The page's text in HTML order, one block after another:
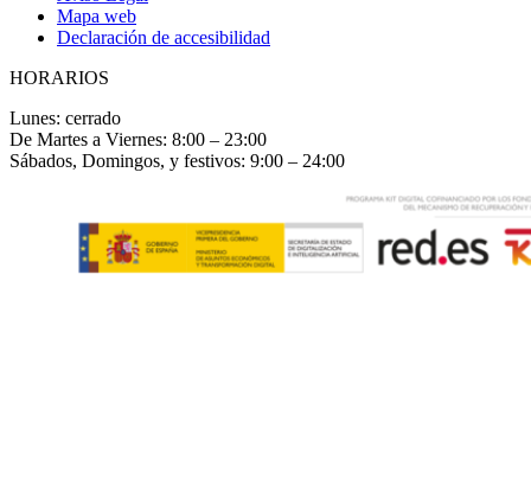
Mapa web
Declaración de accesibilidad
HORARIOS
Lunes: cerrado
De Martes a Viernes: 8:00 – 23:00
Sábados, Domingos, y festivos: 9:00 – 24:00